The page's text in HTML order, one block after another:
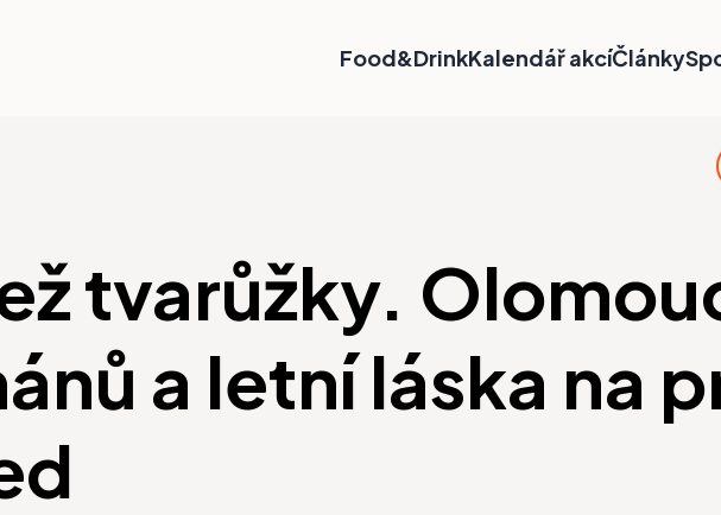
Food&DrinkKalendář akcíČlánky
tvarůžky.
a letní láska na